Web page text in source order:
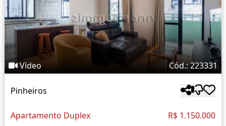
Vídeo Cód.: 223331
Pinheiros
Apartamento Duplex R$ 1.150.000